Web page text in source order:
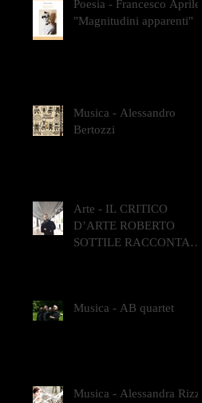
Poesia - Francesco Aprile -
"Magnitudini apparenti"
Musica - Alessandro
Bertozzi
Arte - IL CRITICO
D’ARTE ROBERTO
SOTTILE RACCONTA
Musica - AB quartet
Musica - Alessandra Rizzo